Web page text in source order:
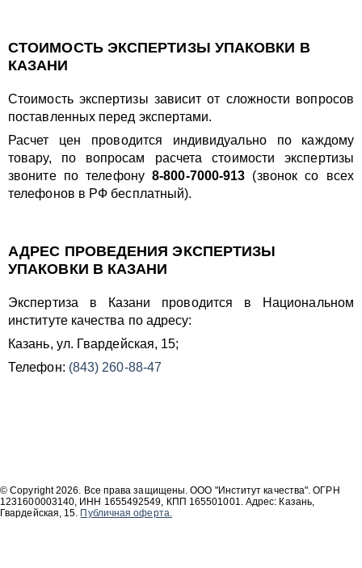
СТОИМОСТЬ ЭКСПЕРТИЗЫ УПАКОВКИ В
КАЗАНИ
Стоимость экспертизы зависит от сложности вопросов
поставленных перед экспертами.
Расчет цен проводится индивидуально по каждому
товару, по вопросам расчета стоимости экспертизы
звоните по телефону8-800-7000-913 (звонок со всех
телефонов в РФ бесплатный).
АДРЕС ПРОВЕДЕНИЯ ЭКСПЕРТИЗЫ
УПАКОВКИ В КАЗАНИ
Экспертиза в Казани проводится в Национальном
институте качества по адресу:
Казань, ул. Гвардейская, 15;
Телефон: (843) 260-88-47
© Copyright 2026. Все права защищены. ООО "Институт качества". ОГРН
1231600003140, ИНН 1655492549, КПП 165501001. Адрес: Казань,
Гвардейская, 15. Публичная оферта.